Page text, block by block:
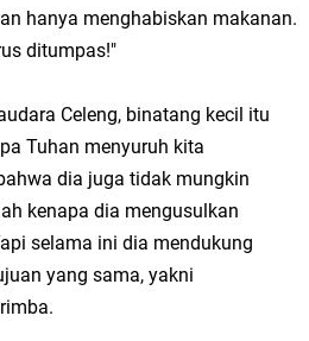
hanya menghabiskan makanan.
ditumpas!"
Celeng, binatang kecil itu
Tuhan menyuruh kita
dia juga tidak mungkin
kenapa dia mengusulkan
selama ini dia mendukung
yang sama, yakni